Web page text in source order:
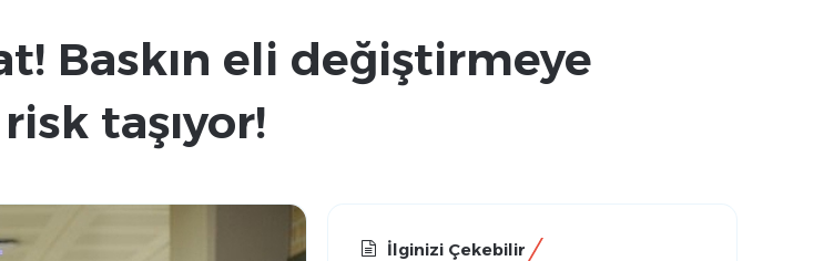
Baskın eli değiştirmeye
taşıyor!
İlginizi Çekebilir